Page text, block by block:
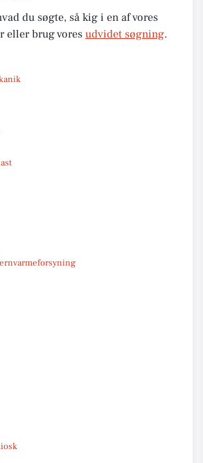
du søgte, så kig i en af vores
eller brug vores udvidet søgning.